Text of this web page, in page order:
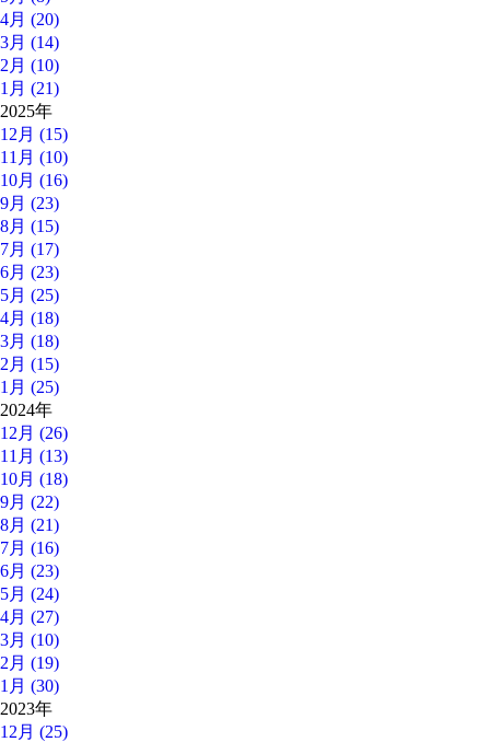
4月 (20)
3月 (14)
2月 (10)
1月 (21)
2025年
12月 (15)
11月 (10)
10月 (16)
9月 (23)
8月 (15)
7月 (17)
6月 (23)
5月 (25)
4月 (18)
3月 (18)
2月 (15)
1月 (25)
2024年
12月 (26)
11月 (13)
10月 (18)
9月 (22)
8月 (21)
7月 (16)
6月 (23)
5月 (24)
4月 (27)
3月 (10)
2月 (19)
1月 (30)
2023年
12月 (25)